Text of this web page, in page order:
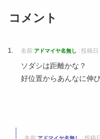
コメント
名前:アドマイヤ名無し : 投稿
ソダシは距離かな？
好位置からあんなに伸